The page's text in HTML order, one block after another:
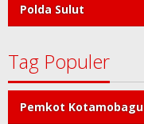
Polda Sulut
Tag Populer
Pemkot Kotamobagu